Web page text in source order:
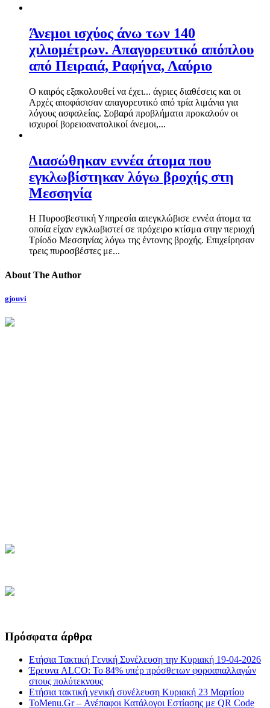
Άνεμοι ισχύος άνω των 140
χιλιομέτρων. Απαγορευτικό απόπλου
από Πειραιά, Ραφήνα, Λαύριο
Ο καιρός εξακολουθεί να έχει... άγριες διαθέσεις και οι
Αρχές αποφάσισαν απαγορευτικό από τρία λιμάνια για
λόγους ασφαλείας. Σοβαρά προβλήματα προκαλούν οι
ισχυροί βορειοανατολικοί άνεμοι,...
Διασώθηκαν εννέα άτομα που
εγκλωβίστηκαν λόγω βροχής στη
Μεσσηνία
Η Πυροσβεστική Υπηρεσία απεγκλώβισε εννέα άτομα τα
οποία είχαν εγκλωβιστεί σε πρόχειρο κτίσμα στην περιοχή
Τρίοδο Μεσσηνίας λόγω της έντονης βροχής. Επιχείρησαν
τρεις πυροσβέστες με...
About The Author
gjouvi
Πρόσφατα άρθρα
Ετήσια Τακτική Γενική Συνέλευση την Κυριακή 19-04-2026
Έρευνα ALCO: Το 84% υπέρ πρόσθετων φοροαπαλλαγών
στους πολύτεκνους
Ετήσια τακτική γενική συνέλευση Κυριακή 23 Μαρτίου
ToMenu.Gr – Ανέπαφοι Κατάλογοι Εστίασης με QR Code